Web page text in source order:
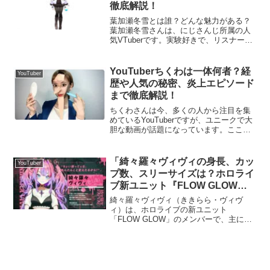
徹底解説！
葉加瀬冬雪とは誰？どんな魅力がある？
葉加瀬冬雪さんは、にじさんじ所属の人
気VTuberです。実験好きで、リスナーと
とフレンドリーな性格で多くのファンを
魅了しています。ま...
YouTuber
YouTuberちくわは一体何者？経
歴や人気の秘密、炎上エピソード
まで徹底解説！
ちくわさんは今、多くの人から注目を集
めているYouTuberですが、ユニークで大
胆な動画が話題になっています。ここで
深掘りしていきます。ちくわさんとは一
体何者？ちくわさ...
YouTuber
「綺々羅々ヴィヴィの身長、カッ
プ数、スリーサイズは？ホロライ
ブ新ユニット『FLOW GLOW』
メンバーのプロフィールに迫る」
綺々羅々ヴィヴィ（ききらら・ヴィヴ
ィ）は、ホロライブの新ユニット
「FLOW GLOW」のメンバーで、主に美